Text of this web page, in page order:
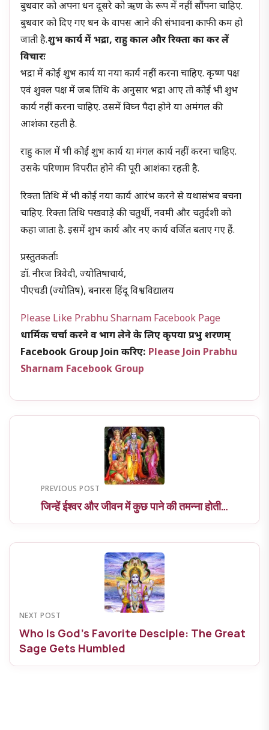
बुधवार को अपना धन दूसरे को ऋण के रूप में नहीं सौंपना चाहिए.
बुधवार को दिए गए धन के वापस आने की संभावना काफी कम हो
जाती है.शुभ कार्य में भद्रा, राहु काल और रिक्ता का कर लें
विचारः
भद्रा में कोई शुभ कार्य या नया कार्य नहीं करना चाहिए. कृष्ण पक्ष
एवं शुक्ल पक्ष में जब तिथि के अनुसार भद्रा आए तो कोई भी शुभ
कार्य नहीं करना चाहिए. उसमें विघ्न पैदा होने या अमंगल की
आशंका रहती है.
राहु काल में भी कोई शुभ कार्य या मंगल कार्य नहीं करना चाहिए.
उसके परिणाम विपरीत होने की पूरी आशंका रहती है.
रिक्ता तिथि में भी कोई नया कार्य आरंभ करने से यथासंभव बचना
चाहिए. रिक्ता तिथि पखवाड़े की चतुर्थी, नवमी और चतुर्दशी को
कहा जाता है. इसमें शुभ कार्य और नए कार्य वर्जित बताए गए हैं.
प्रस्तुतकर्ताः
डॉ. नीरज त्रिवेदी, ज्योतिषाचार्य,
पीएचडी (ज्योतिष), बनारस हिंदू विश्वविद्यालय
Please Like Prabhu Sharnam Facebook Page
धार्मिक चर्चा करने व भाग लेने के लिए कृपया प्रभु शरणम्
Facebook Group Join करिए: Please Join Prabhu
Sharnam Facebook Group
PREVIOUS POST
जिन्हें ईश्वर और जीवन में कुछ पाने की तमन्ना होती…
NEXT POST
Who Is God’s Favorite Desciple: The Great
Sage Gets Humbled